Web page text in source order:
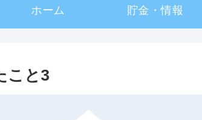
ホーム 貯金・情報
こと3